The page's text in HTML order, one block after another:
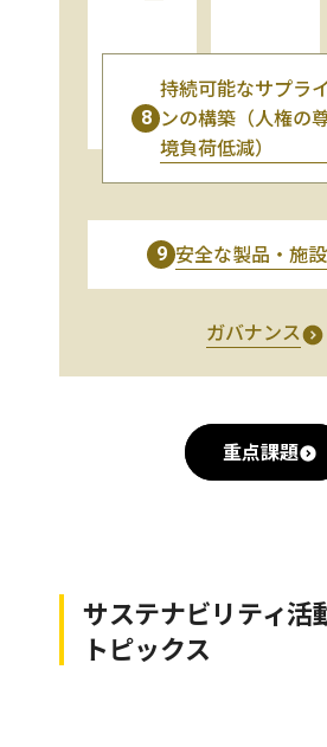
8
持続可能なサプラ
ンの構築（人権の
境負荷低減）
9 安全な製品・施
ガバナンス
重点課題
サステナビリティ活
トピックス